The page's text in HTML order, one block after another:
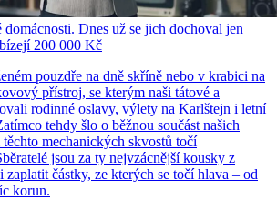
Dnes už se jich dochoval jen
200 000 Kč
pouzdře na dně skříně nebo v krabici na
přístroj, se kterým naši tátové a
rodinné oslavy, výlety na Karlštejn i letní
tehdy šlo o běžnou součást našich
mechanických skvostů točí
jsou za ty nejvzácnější kousky z
zaplatit částky, ze kterých se točí hlava – od
korun.